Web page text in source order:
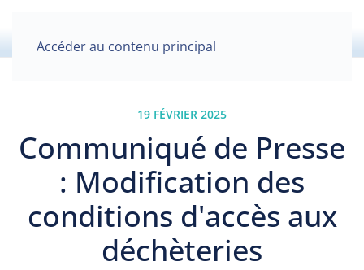
Accéder au contenu principal
19 FÉVRIER 2025
Communiqué de Presse
: Modification des
conditions d'accès aux
déchèteries